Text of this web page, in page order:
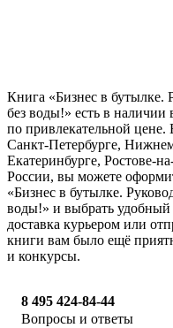
Книга «Бизнес в бутылке.
без воды!» есть в наличии
по привлекательной
Санкт-Петербурге,
Екатеринбурге, Ростове-
России, вы можете
«Бизнес в бутылке.
воды!» и выбрать удобный
доставка курьером или
книги вам было ещё
и конкурсы.
8 495 424-84-44
Вопросы и ответы